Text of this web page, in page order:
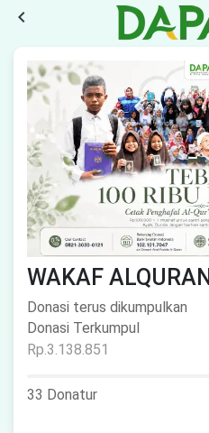
navigate_before
WAKAF ALQURAN
Donasi terus dikumpulkan
Donasi Terkumpul
Rp.3.138.851
33 Donatur